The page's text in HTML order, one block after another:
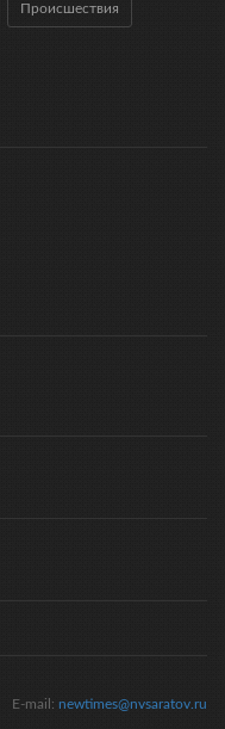
Происшествия
E-mail: newtimes@nvsaratov.ru